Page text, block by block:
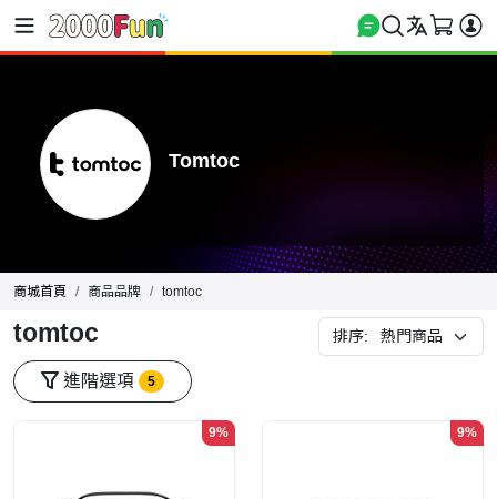
Tomtoc
商城首頁 商品品牌 tomtoc
tomtoc 排序:
進階選項 5
9% 9%